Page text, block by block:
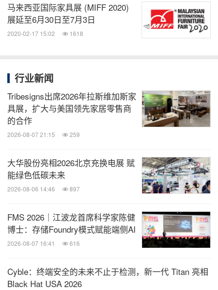
为来自全球 140 个国家和地区的 20,000名家具行专
提供服务。展会每年 3 月举行，展会提供各种民用和
商用家具，包括马来西亚知名的高品质木制家具和该
于 1995 年，MIFF获得全球展览业协会（UFI）认
证。 MIFF 由马来西亚博闻 （Informa Markets）主
办，隶属于Informa集团。作为全球领先的会展主办
方，Informa Markets旨在为各行各业和专业市场，提
供交易、创新和发展平台。
图片 -https://photos.prnasia.com/prnh/20200810/28
80866-1-a?lang=1
图片 -https://photos.prnasia.com/prnh/20200810/28
图片 -https://photos.prnasia.com/prnh/20200810/28
80866-1-c?lang=1
80866-1-d?lang=1
马来西亚国际家具展 (MIFF 2020)
展延至6月30日至7月3日
2020-02-17 15:02 1618
行业新闻
Tribesigns出席2026年拉斯维加斯家
具展，扩大与美国领先家居零售商
的合作
2026-08-07 21:15 259
大华股份亮相2026北京充换电展 赋
能绿色低碳未来
2026-08-06 14:46 897
FMS 2026｜江波龙首席科学家陈健
博士：存储Foundry模式赋能端侧AI
2026-08-07 16:41 616
Cyble：终端安全的未来不止于检测，新一代 Titan 亮相
Black Hat USA 2026